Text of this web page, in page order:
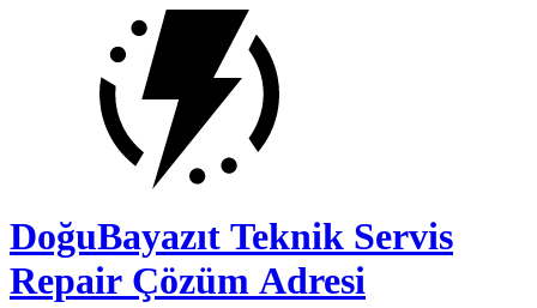
DoğuBayazıt Teknik Servis
Repair Çözüm Adresi